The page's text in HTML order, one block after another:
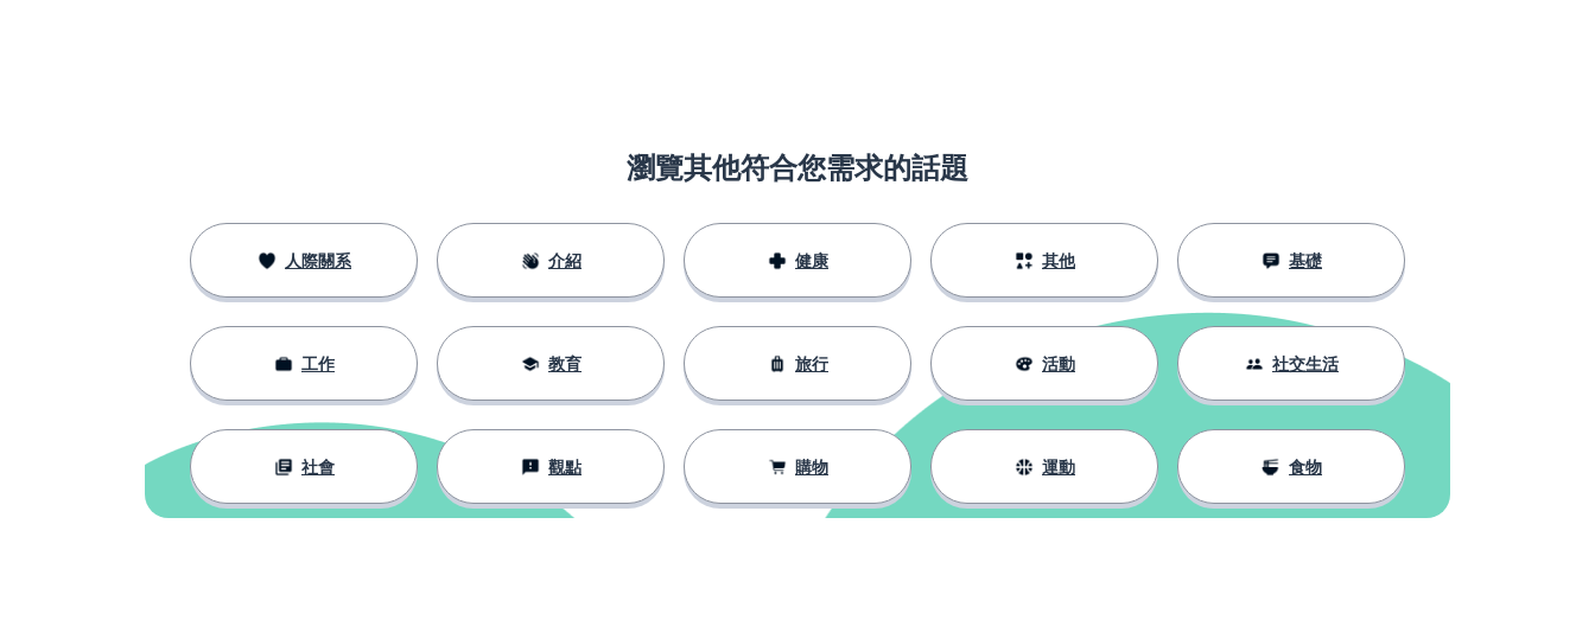
瀏覽其他符合您需求的話題
人際關系 介紹 健康 其他 基礎
工作 教育 旅行 活動 社交生活
社會 觀點 購物 運動 食物